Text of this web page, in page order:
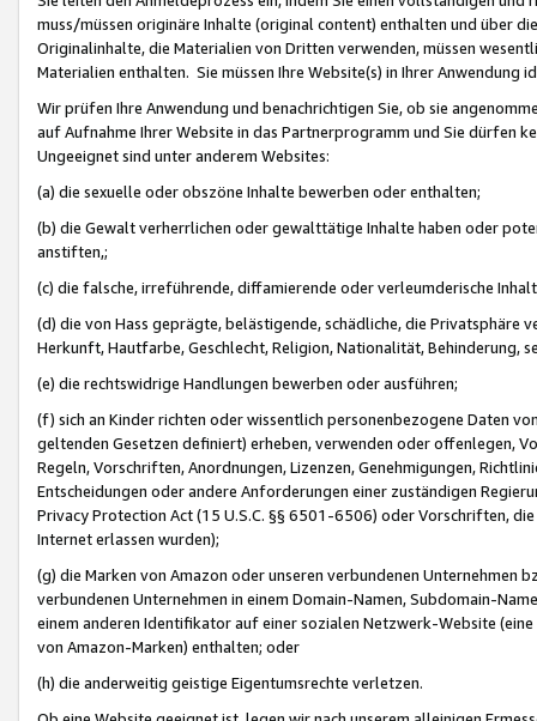
muss/müssen originäre Inhalte (original content) enthalten und über
Originalinhalte, die Materialien von Dritten verwenden, müssen
Materialien enthalten. Sie müssen Ihre Website(s) in Ihrer Anwendung
Wir prüfen Ihre Anwendung und benachrichtigen Sie, ob sie
auf Aufnahme Ihrer Website in das Partnerprogramm und Sie dürfen
Ungeeignet sind unter anderem Websites:
(a) die sexuelle oder obszöne Inhalte bewerben oder enthalten;
(b) die Gewalt verherrlichen oder gewalttätige Inhalte haben oder
anstiften,;
(c) die falsche, irreführende, diffamierende oder verleumderische
(d) die von Hass geprägte, belästigende, schädliche, die Privatsphäre
Herkunft, Hautfarbe, Geschlecht, Religion, Nationalität, Behinderung,
(e) die rechtswidrige Handlungen bewerben oder ausführen;
(f) sich an Kinder richten oder wissentlich personenbezogene Daten
geltenden Gesetzen definiert) erheben, verwenden oder offenlegen,
Regeln, Vorschriften, Anordnungen, Lizenzen, Genehmigungen,
Entscheidungen oder andere Anforderungen einer zuständigen
Privacy Protection Act (15 U.S.C. §§ 6501-6506) oder Vorschriften,
Internet erlassen wurden);
(g) die Marken von Amazon oder unseren verbundenen Unternehmen
verbundenen Unternehmen in einem Domain-Namen, Subdomain-
einem anderen Identifikator auf einer sozialen Netzwerk-Website
von Amazon-Marken) enthalten; oder
(h) die anderweitig geistige Eigentumsrechte verletzen.